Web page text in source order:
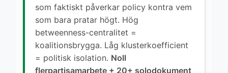
som faktiskt påverkar policy kontra vem
som bara pratar högt. Hög
betweenness-centralitet =
koalitionsbrygga. Låg klusterkoefficient
= politisk isolation. Noll
flerpartisamarbete + 20+ solodokument